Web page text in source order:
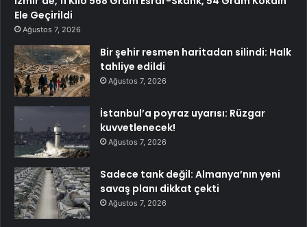
Ele Geçirildi
Ağustos 7, 2026
Bir şehir resmen haritadan silindi: Halk
tahliye edildi
Ağustos 7, 2026
İstanbul’a poyraz uyarısı: Rüzgar
kuvvetlenecek!
Ağustos 7, 2026
Sadece tank değil: Almanya’nın yeni
savaş planı dikkat çekti
Ağustos 7, 2026